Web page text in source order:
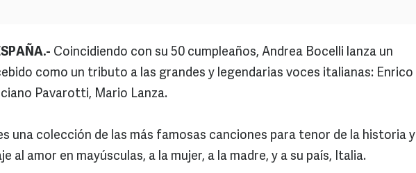
Coincidiendo con su 50 cumpleaños, Andrea Bocelli lanza un
como un tributo a las grandes y legendarias voces italianas: Enrico
Pavarotti, Mario Lanza.
una colección de las más famosas canciones para tenor de la historia y
al amor en mayúsculas, a la mujer, a la madre, y a su país, Italia.